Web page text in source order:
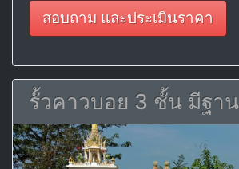
สอบถาม และประเมินราคา
รั้วคาวบอย 3 ชั้น มีฐาน